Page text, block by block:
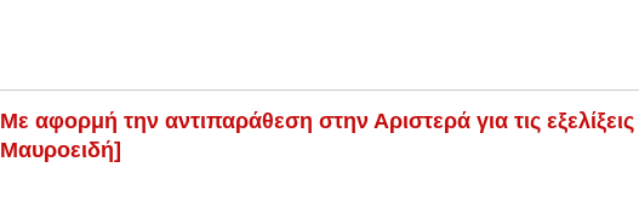
Με αφορμή την αντιπαράθεση στην Αριστερά για τις
Μαυροειδή]